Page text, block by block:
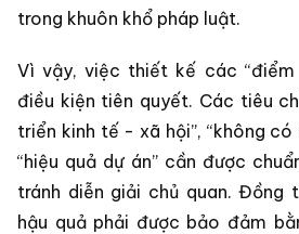
trong khuôn khổ pháp luật.
Vì vậy, việc thiết kế các “điểm
điều kiện tiên quyết. Các tiêu
triển kinh tế - xã hội”, “không
“hiệu quả dự án” cần được
tránh diễn giải chủ quan. Đồng
hậu quả phải được bảo đảm